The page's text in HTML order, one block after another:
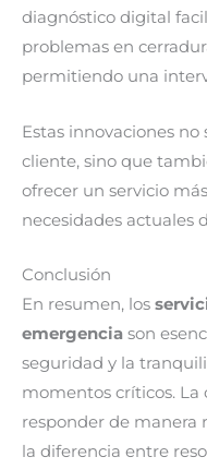
diagnóstico digital
problemas en
permitiendo una
Estas innovaciones
cliente, sino que
ofrecer un servicio
necesidades actuales
Conclusión
En resumen, los
emergencia son
seguridad y la
momentos críticos. La
responder de manera
la diferencia entre